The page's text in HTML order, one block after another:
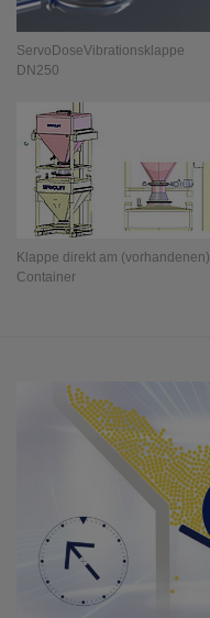
ServoDoseVibrationsklappe
DN250
Klappe direkt am (vorhandenen)
Container